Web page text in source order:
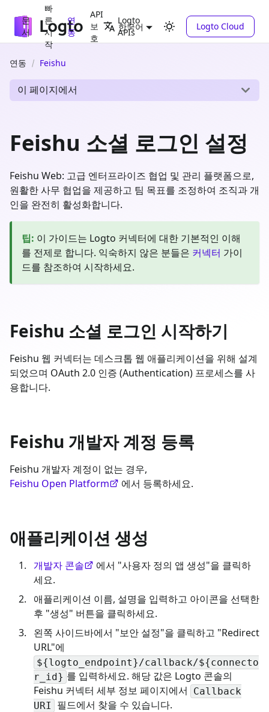
문
서
빠
른
시
작
연
동
API
보
호
Logto
APIs
한국어 Logto Cloud
연동 Feishu
이 페이지에서
Feishu 소셜 로그인 설정
Feishu Web: 고급 엔터프라이즈 협업 및 관리 플랫폼으로,
원활한 사무 협업을 제공하고 팀 목표를 조정하여 조직과 개
인을 완전히 활성화합니다.
팁: 이 가이드는 Logto 커넥터에 대한 기본적인 이해
를 전제로 합니다. 익숙하지 않은 분들은 커넥터 가이
드를 참조하여 시작하세요.
Feishu 소셜 로그인 시작하기
Feishu 웹 커넥터는 데스크톱 웹 애플리케이션을 위해 설계
되었으며 OAuth 2.0 인증 (Authentication) 프로세스를 사
용합니다.
Feishu 개발자 계정 등록
Feishu 개발자 계정이 없는 경우,
Feishu Open Platform
에서 등록하세요.
애플리케이션 생성
개발자 콘솔
에서 "사용자 정의 앱 생성"을 클릭하
세요.
애플리케이션 이름, 설명을 입력하고 아이콘을 선택한
후 "생성" 버튼을 클릭하세요.
왼쪽 사이드바에서 "보안 설정"을 클릭하고 "Redirect
URL"에
${logto_endpoint}/callback/${connecto
r_id} 를 입력하세요. 해당 값은 Logto 콘솔의
Feishu 커넥터 세부 정보 페이지에서
Callback
URI
필드에서 찾을 수 있습니다.